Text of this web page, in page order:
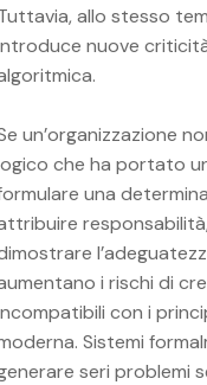
allo stesso
nuove
un’organizzazione
che ha portato
una
i rischi di
con i
Sistemi
seri problemi